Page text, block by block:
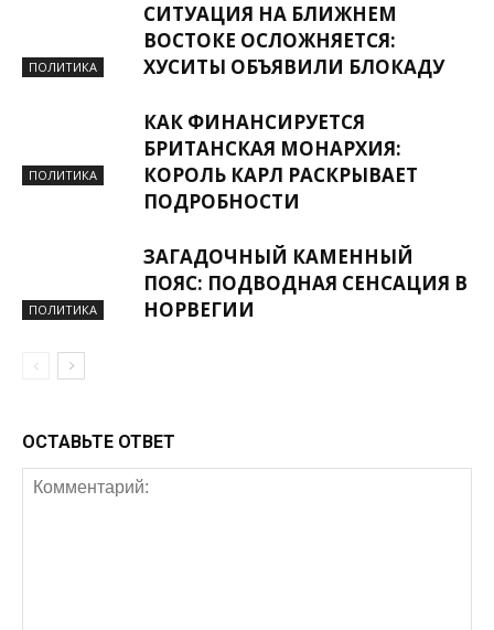
ПОЛИТИКА
СИТУАЦИЯ НА БЛИЖНЕМ
ВОСТОКЕ ОСЛОЖНЯЕТСЯ:
ХУСИТЫ ОБЪЯВИЛИ БЛОКАДУ
ПОЛИТИКА
КАК ФИНАНСИРУЕТСЯ
БРИТАНСКАЯ МОНАРХИЯ:
КОРОЛЬ КАРЛ РАСКРЫВАЕТ
ПОДРОБНОСТИ
ПОЛИТИКА
ЗАГАДОЧНЫЙ КАМЕННЫЙ
ПОЯС: ПОДВОДНАЯ СЕНСАЦИЯ В
НОРВЕГИИ
ОСТАВЬТЕ ОТВЕТ